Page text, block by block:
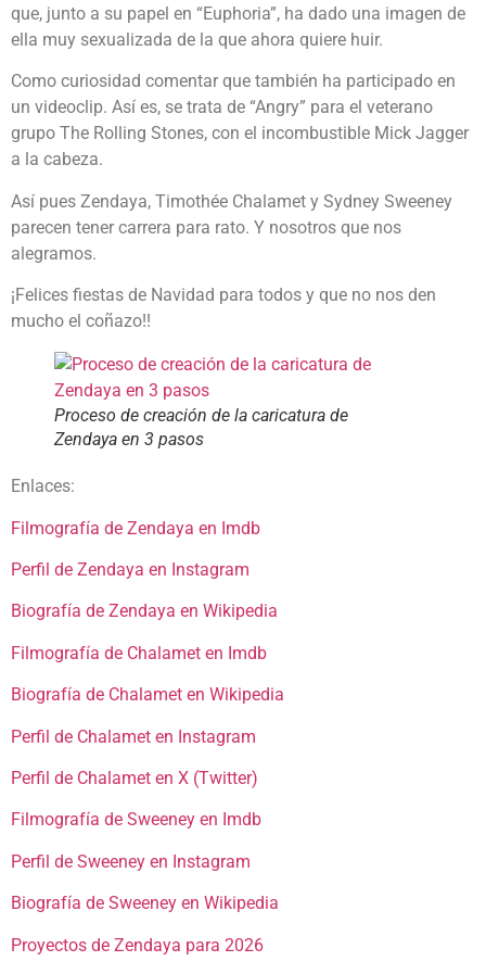
que, junto a su papel en “Euphoria”, ha dado una imagen de
ella muy sexualizada de la que ahora quiere huir.
Como curiosidad comentar que también ha participado en
un videoclip. Así es, se trata de “Angry” para el veterano
grupo The Rolling Stones, con el incombustible Mick Jagger
a la cabeza.
Así pues Zendaya, Timothée Chalamet y Sydney Sweeney
parecen tener carrera para rato. Y nosotros que nos
alegramos.
¡Felices fiestas de Navidad para todos y que no nos den
mucho el coñazo!!
Proceso de creación de la caricatura de
Zendaya en 3 pasos
Enlaces:
Filmografía de Zendaya en Imdb
Perfil de Zendaya en Instagram
Biografía de Zendaya en Wikipedia
Filmografía de Chalamet en Imdb
Biografía de Chalamet en Wikipedia
Perfil de Chalamet en Instagram
Perfil de Chalamet en X (Twitter)
Filmografía de Sweeney en Imdb
Perfil de Sweeney en Instagram
Biografía de Sweeney en Wikipedia
Proyectos de Zendaya para 2026